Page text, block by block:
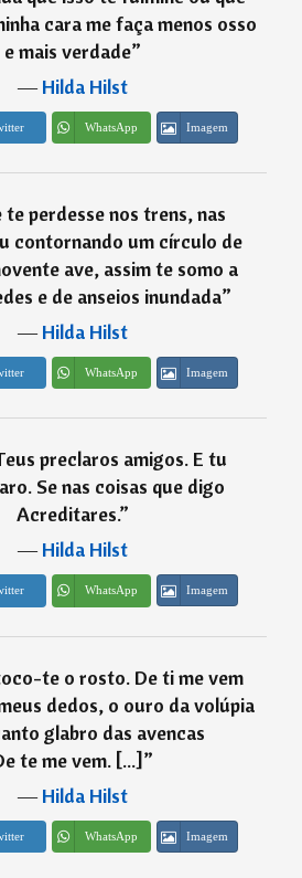
cara me faça menos osso
e mais verdade”
―Hilda Hilst
WhatsApp Imagem
te perdesse nos trens, nas
contornando um círculo de
ave, assim te somo a
e de anseios inundada”
―Hilda Hilst
WhatsApp Imagem
preclaros amigos. E tu
Se nas coisas que digo
Acreditares.”
―Hilda Hilst
WhatsApp Imagem
te o rosto. De ti me vem
dedos, o ouro da volúpia
glabro das avencas
te me vem. [...] ”
―Hilda Hilst
WhatsApp Imagem